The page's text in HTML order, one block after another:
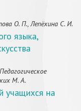
О. П., Лепёхина С. И.
языка,
М. А.
учащихся на